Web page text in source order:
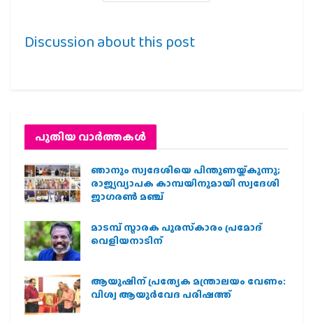
Discussion about this post
പുതിയ വാര്‍ത്തകള്‍
ഞാനും സ്വദേശിയെ പിന്തുണയ്ക്കുന്നു;
രാജ്യവ്യാപക കാമ്പയിനുമായി സ്വദേശി
ജാഗരണ്‍ മഞ്ച്
മാടമ്പ് സ്മാരക പുരസ്‌കാരം പ്രമോദ്
വെളിയനാടിന്
ആയുഷിന് പ്രത്യേക മന്ത്രാലയം വേണം:
വിശ്വ ആയുര്‍വേദ പരിഷത്ത്